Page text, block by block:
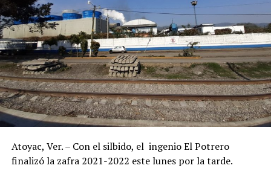
Atoyac, Ver. – Con el silbido, el ingenio El Potrero
finalizó la zafra 2021-2022 este lunes por la tarde.